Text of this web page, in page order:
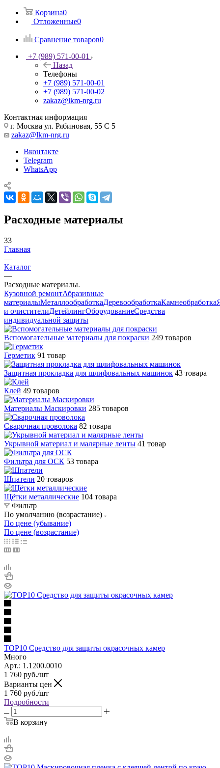
Корзина0
Отложенные0
Сравнение товаров0
+7 (989) 571-00-01
Назад
Телефоны
+7 (989) 571-00-01
+7 (989) 571-00-02
zakaz@lkm-nrg.ru
Контактная информация
г. Москва ул. Рябиновая, 55 С 5
zakaz@lkm-nrg.ru
Вконтакте
Telegram
WhatsApp
Расходные материалы
33
Главная
—
Каталог
—
Расходные материалы
Кузовной ремонтАбразивные
материалыМеталлообработкаДеревообработкаКамнеобработка
и очистителиДетейлингОборудованиеСредства
индивидуальной защиты
Вспомогательные материалы для покраски 249 товаров
Герметик 91 товар
Защитная прокладка для шлифовальных машинок 43 товара
Клей 49 товаров
Материалы Маскировки 285 товаров
Сварочная проволока 82 товара
Укрывной материал и малярные ленты 41 товар
Фильтра для ОСК 53 товара
Шпатели 20 товаров
Щётки металлические 104 товара
Фильтр
По умолчанию (возрастание)
По цене (убывание)
По цене (возрастание)
TOP10 Средство для защиты окрасочных камер
Много
Арт.: 1.1200.0010
1 760 руб./шт
Варианты цен
1 760 руб./шт
Подробности
В корзину